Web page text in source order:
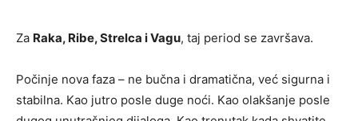
Za Raka, Ribe, Strelca i Vagu, taj period se završava.
Počinje nova faza – ne bučna i dramatična, već sigurna i
stabilna. Kao jutro posle duge noći. Kao olakšanje posle